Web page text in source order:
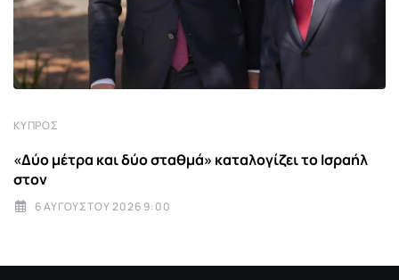
ΚΎΠΡΟΣ
«Δύο μέτρα και δύο σταθμά» καταλογίζει το Ισραήλ
στον
6 ΑΥΓΟΎΣΤΟΥ 2026 9:00